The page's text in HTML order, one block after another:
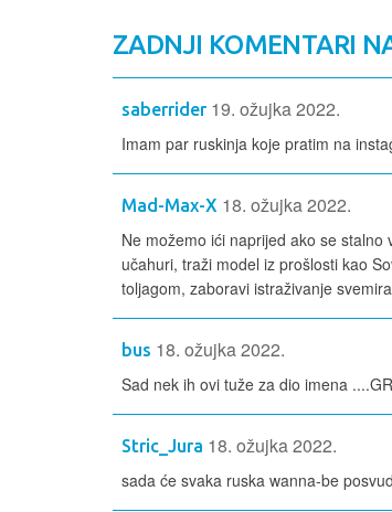
ZADNJI KOMENTARI
saberrider 19. ožujka 2022.
Imam par ruskinja koje pratim na
Mad-Max-X 18. ožujka 2022.
Ne možemo ići naprijed ako se
učahuri, traži model iz prošlosti kao
toljagom, zaboravi istraživanje
bus 18. ožujka 2022.
Sad nek ih ovi tuže za dio imena
Stric_Jura 18. ožujka 2022.
sada će svaka ruska wanna-be